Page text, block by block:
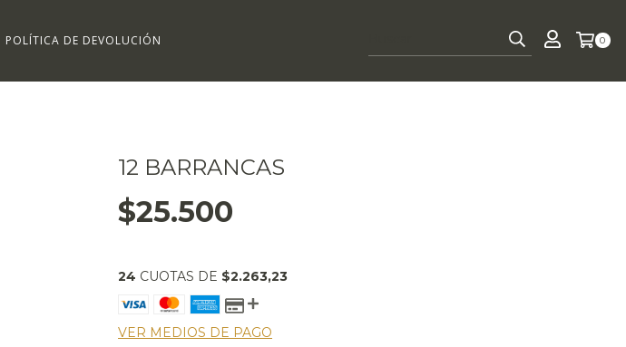
POLÍTICA DE DEVOLUCIÓN 0
12 BARRANCAS
$25.500
24 CUOTAS DE $2.263,23
VER MEDIOS DE PAGO